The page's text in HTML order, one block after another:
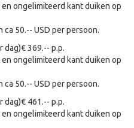
ongelimiteerd kant duiken op
50.-- USD per persoon.
dag)€ 369.-- p.p.
ongelimiteerd kant duiken op
50.-- USD per persoon.
dag)€ 461.-- p.p.
ongelimiteerd kant duiken op